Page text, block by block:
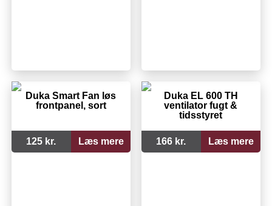
Duka Smart Fan løs
frontpanel, sort
125 kr. Læs mere
Duka EL 600 TH
ventilator fugt &
tidsstyret
166 kr. Læs mere